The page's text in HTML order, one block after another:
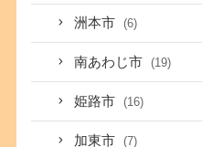
洲本市 (6)
南あわじ市 (19)
姫路市 (16)
加東市 (7)